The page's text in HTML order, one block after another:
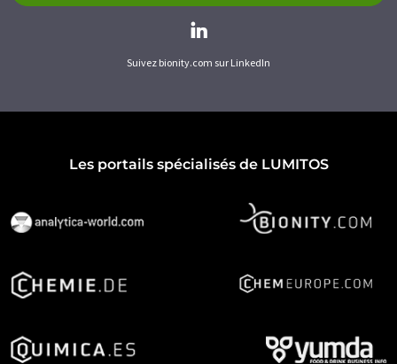
Suivez bionity.com sur LinkedIn
Les portails spécialisés de LUMITOS